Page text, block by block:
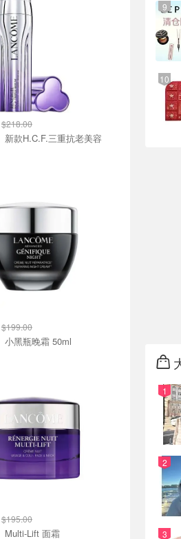
$218.00
$199.00
Lancome 小黑瓶晚霜 50ml
$195.00
Lancome Multi-Lift 面霜